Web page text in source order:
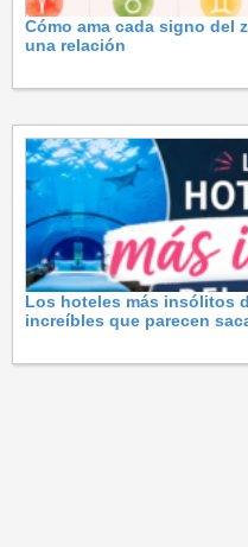
Cómo ama cada signo del
una relación
Los hoteles más insólitos
increíbles que parecen